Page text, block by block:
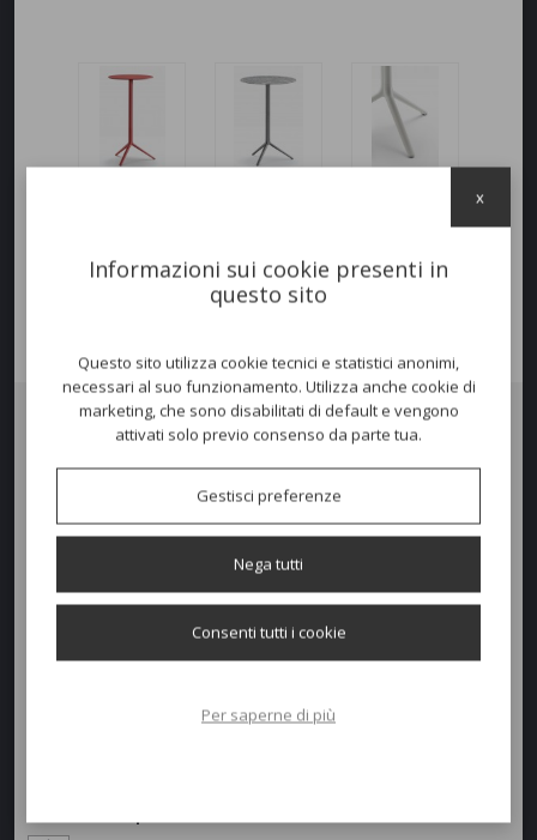
Basamento ELLIOT
, con colonna in estruso e piedi in
Informazioni sui cookie presenti in
questo sito
Questo sito utilizza cookie tecnici e statistici anonimi,
necessari al suo funzionamento. Utilizza anche cookie di
marketing, che sono disabilitati di default e vengono
attivati solo previo consenso da parte tua.
Gestisci preferenze
Nega tutti
Consenti tutti i cookie
Per saperne di più
x